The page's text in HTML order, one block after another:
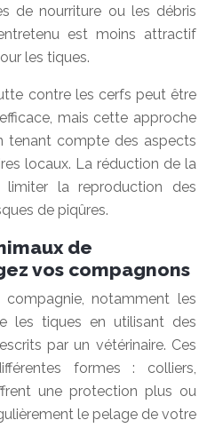
de nourriture ou les débris
est moins attractif
les tiques.
contre les cerfs peut être
mais cette approche
compte des aspects
locaux. La réduction de la
la reproduction des
de piqûres.
de
vos compagnons
notamment les
les tiques en utilisant des
par un vétérinaire. Ces
formes : colliers,
une protection plus ou
le pelage de votre